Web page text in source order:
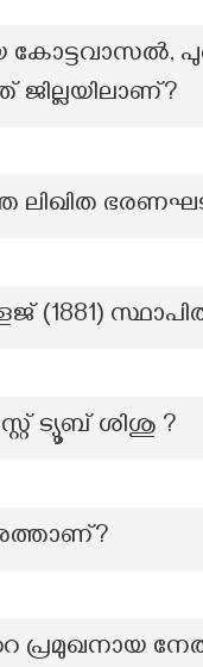
കോട്ടവാസൽ,
ജില്ലയിലാണ്?
ലിഖിത
ട്യൂബ് ശിശു ?
പ്രമുഖനായ